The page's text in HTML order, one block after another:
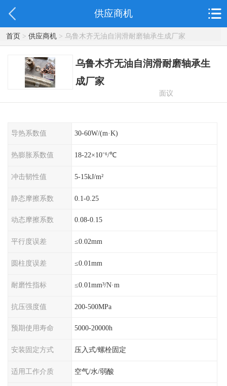
供应商机
首页> 供应商机> 乌鲁木齐无油自润滑耐磨轴承生成厂家
乌鲁木齐无油自润滑耐磨轴承生
成厂家
面议
导热系数值 30-60W/(m·K)
热膨胀系数值 18-22×10⁻⁶/℃
冲击韧性值 5-15kJ/m²
静态摩擦系数 0.1-0.25
动态摩擦系数 0.08-0.15
平行度误差 ≤0.02mm
圆柱度误差 ≤0.01mm
耐磨性指标 ≤0.01mm³/N·m
抗压强度值 200-500MPa
预期使用寿命 5000-20000h
安装固定方式 压入式/螺栓固定
适用工作介质 空气/水/弱酸